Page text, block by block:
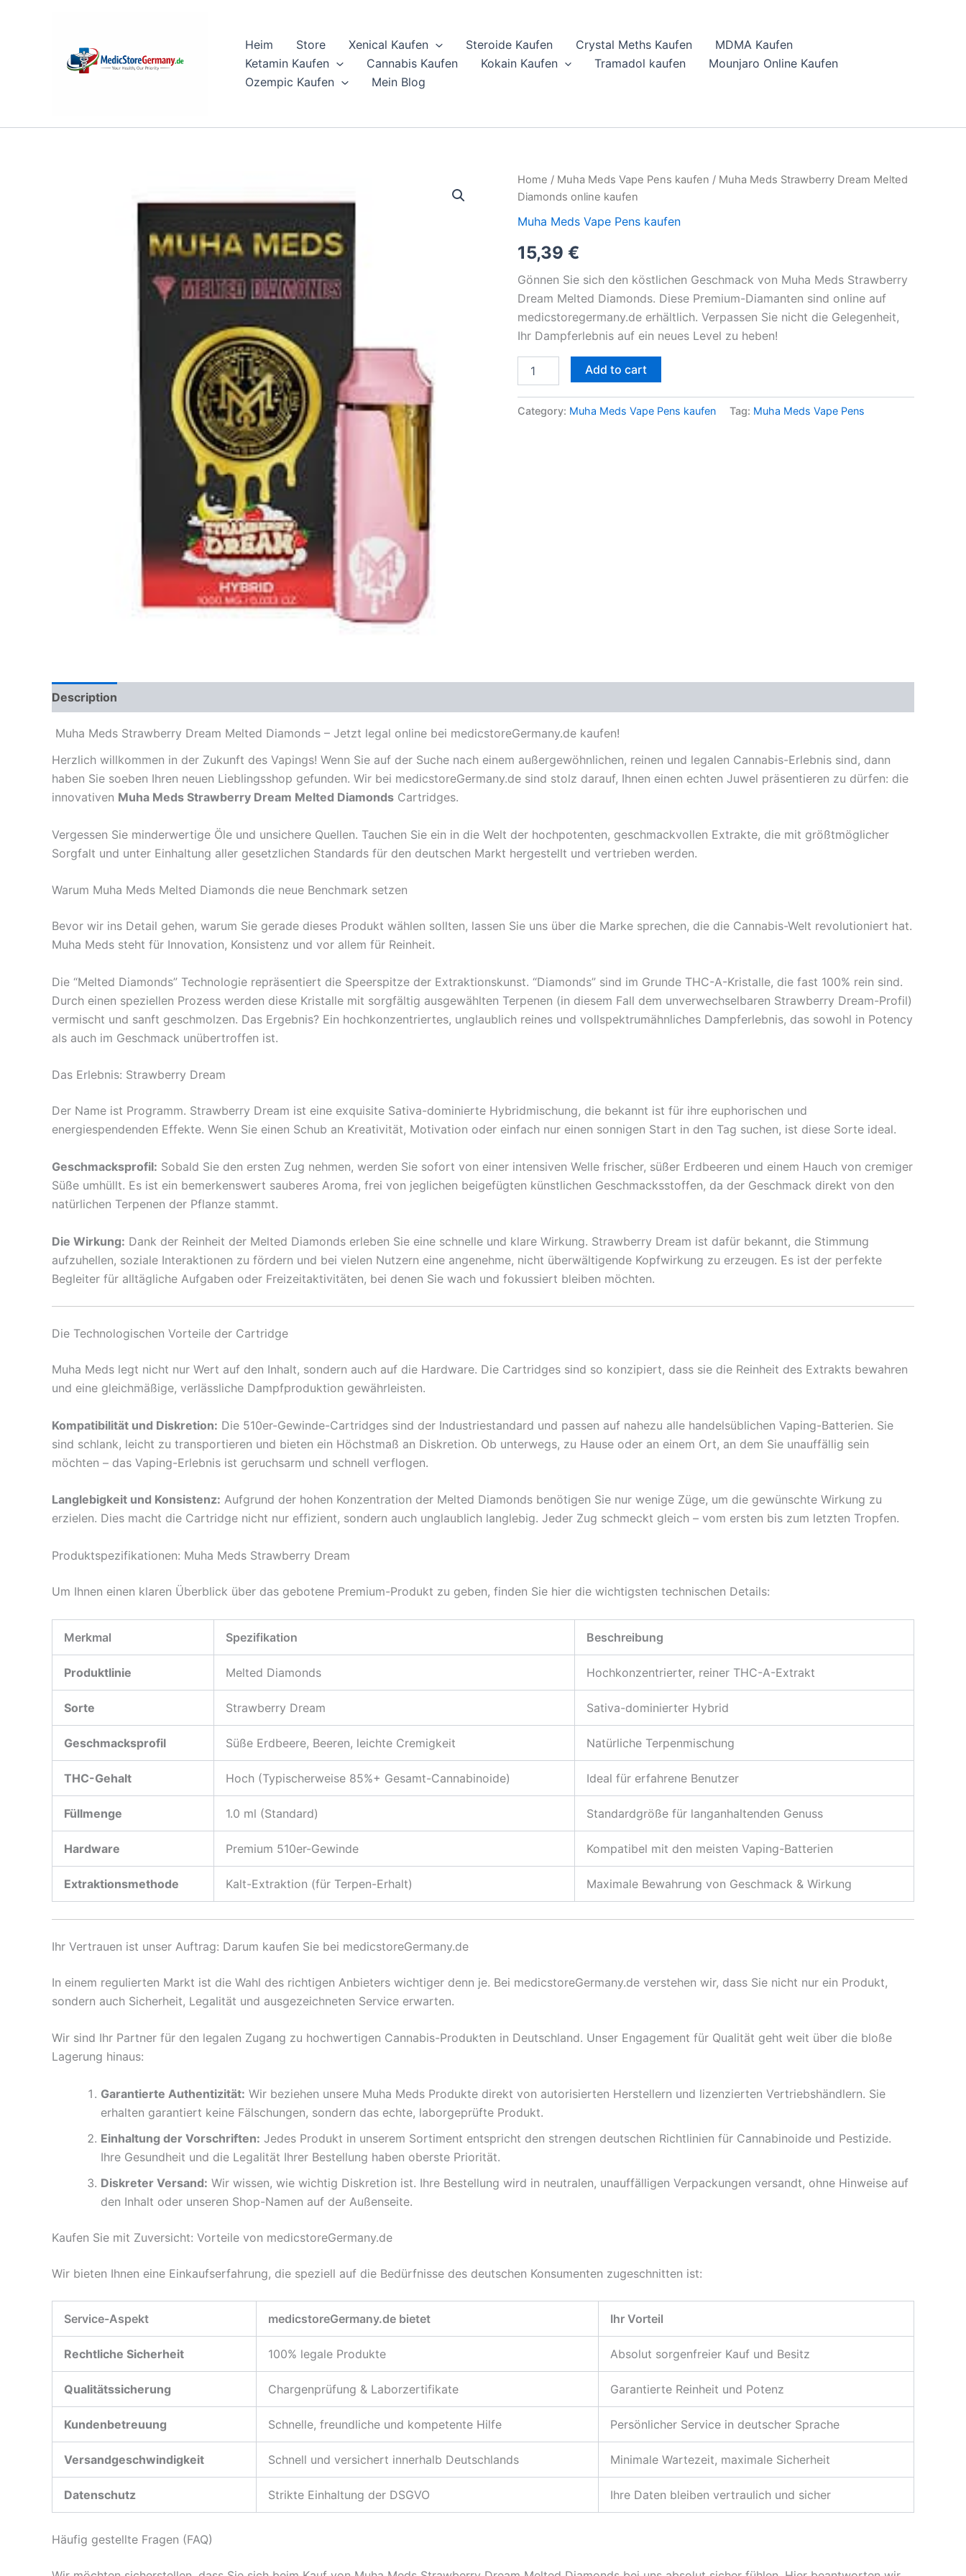
Heim Store Xenical Kaufen Steroide Kaufen Crystal Meths Kaufen
MDMA Kaufen
Ketamin Kaufen
Cannabis Kaufen Kokain Kaufen Tramadol kaufen
Mounjaro Online Kaufen
Ozempic Kaufen
Mein Blog
Home / Muha Meds Vape Pens kaufen / Muha Meds Strawberry Dream Melted
Diamonds online kaufen
Muha Meds Vape Pens kaufen
15,39 €
Gönnen Sie sich den köstlichen Geschmack von Muha Meds Strawberry
Dream Melted Diamonds. Diese Premium-Diamanten sind online auf
medicstoregermany.de erhältlich. Verpassen Sie nicht die Gelegenheit,
Ihr Dampferlebnis auf ein neues Level zu heben!
Muha
Meds
Dream
Diamonds
online
kaufen
quantity
Add to cart
Category: Muha Meds Vape Pens kaufen Tag: Muha Meds Vape Pens
Description
Muha Meds Strawberry Dream Melted Diamonds – Jetzt legal online bei medicstoreGermany.de kaufen!
Herzlich willkommen in der Zukunft des Vapings! Wenn Sie auf der Suche nach einem außergewöhnlichen, reinen und legalen Cannabis-Erlebnis sind, dann
haben Sie soeben Ihren neuen Lieblingsshop gefunden. Wir bei medicstoreGermany.de sind stolz darauf, Ihnen einen echten Juwel präsentieren zu dürfen: die
innovativen Muha Meds Strawberry Dream Melted Diamonds Cartridges.
Vergessen Sie minderwertige Öle und unsichere Quellen. Tauchen Sie ein in die Welt der hochpotenten, geschmackvollen Extrakte, die mit größtmöglicher
Sorgfalt und unter Einhaltung aller gesetzlichen Standards für den deutschen Markt hergestellt und vertrieben werden.
Warum Muha Meds Melted Diamonds die neue Benchmark setzen
Bevor wir ins Detail gehen, warum Sie gerade dieses Produkt wählen sollten, lassen Sie uns über die Marke sprechen, die die Cannabis-Welt revolutioniert hat.
Muha Meds steht für Innovation, Konsistenz und vor allem für Reinheit.
Die “Melted Diamonds” Technologie repräsentiert die Speerspitze der Extraktionskunst. “Diamonds” sind im Grunde THC-A-Kristalle, die fast 100% rein sind.
Durch einen speziellen Prozess werden diese Kristalle mit sorgfältig ausgewählten Terpenen (in diesem Fall dem unverwechselbaren Strawberry Dream-Profil)
vermischt und sanft geschmolzen. Das Ergebnis? Ein hochkonzentriertes, unglaublich reines und vollspektrumähnliches Dampferlebnis, das sowohl in Potency
als auch im Geschmack unübertroffen ist.
Das Erlebnis: Strawberry Dream
Der Name ist Programm. Strawberry Dream ist eine exquisite Sativa-dominierte Hybridmischung, die bekannt ist für ihre euphorischen und
energiespendenden Effekte. Wenn Sie einen Schub an Kreativität, Motivation oder einfach nur einen sonnigen Start in den Tag suchen, ist diese Sorte ideal.
Geschmacksprofil: Sobald Sie den ersten Zug nehmen, werden Sie sofort von einer intensiven Welle frischer, süßer Erdbeeren und einem Hauch von cremiger
Süße umhüllt. Es ist ein bemerkenswert sauberes Aroma, frei von jeglichen beigefügten künstlichen Geschmacksstoffen, da der Geschmack direkt von den
natürlichen Terpenen der Pflanze stammt.
Die Wirkung: Dank der Reinheit der Melted Diamonds erleben Sie eine schnelle und klare Wirkung. Strawberry Dream ist dafür bekannt, die Stimmung
aufzuhellen, soziale Interaktionen zu fördern und bei vielen Nutzern eine angenehme, nicht überwältigende Kopfwirkung zu erzeugen. Es ist der perfekte
Begleiter für alltägliche Aufgaben oder Freizeitaktivitäten, bei denen Sie wach und fokussiert bleiben möchten.
Die Technologischen Vorteile der Cartridge
Muha Meds legt nicht nur Wert auf den Inhalt, sondern auch auf die Hardware. Die Cartridges sind so konzipiert, dass sie die Reinheit des Extrakts bewahren
und eine gleichmäßige, verlässliche Dampfproduktion gewährleisten.
Kompatibilität und Diskretion: Die 510er-Gewinde-Cartridges sind der Industriestandard und passen auf nahezu alle handelsüblichen Vaping-Batterien. Sie
sind schlank, leicht zu transportieren und bieten ein Höchstmaß an Diskretion. Ob unterwegs, zu Hause oder an einem Ort, an dem Sie unauffällig sein
möchten – das Vaping-Erlebnis ist geruchsarm und schnell verflogen.
Langlebigkeit und Konsistenz: Aufgrund der hohen Konzentration der Melted Diamonds benötigen Sie nur wenige Züge, um die gewünschte Wirkung zu
erzielen. Dies macht die Cartridge nicht nur effizient, sondern auch unglaublich langlebig. Jeder Zug schmeckt gleich – vom ersten bis zum letzten Tropfen.
Produktspezifikationen: Muha Meds Strawberry Dream
Um Ihnen einen klaren Überblick über das gebotene Premium-Produkt zu geben, finden Sie hier die wichtigsten technischen Details:
Merkmal Spezifikation Beschreibung
Produktlinie Melted Diamonds Hochkonzentrierter, reiner THC-A-Extrakt
Sorte Strawberry Dream Sativa-dominierter Hybrid
Geschmacksprofil Süße Erdbeere, Beeren, leichte Cremigkeit Natürliche Terpenmischung
THC-Gehalt Hoch (Typischerweise 85%+ Gesamt-Cannabinoide) Ideal für erfahrene Benutzer
Füllmenge 1.0 ml (Standard) Standardgröße für langanhaltenden Genuss
Hardware Premium 510er-Gewinde Kompatibel mit den meisten Vaping-Batterien
Extraktionsmethode Kalt-Extraktion (für Terpen-Erhalt) Maximale Bewahrung von Geschmack & Wirkung
Ihr Vertrauen ist unser Auftrag: Darum kaufen Sie bei medicstoreGermany.de
In einem regulierten Markt ist die Wahl des richtigen Anbieters wichtiger denn je. Bei medicstoreGermany.de verstehen wir, dass Sie nicht nur ein Produkt,
sondern auch Sicherheit, Legalität und ausgezeichneten Service erwarten.
Wir sind Ihr Partner für den legalen Zugang zu hochwertigen Cannabis-Produkten in Deutschland. Unser Engagement für Qualität geht weit über die bloße
Lagerung hinaus:
Garantierte Authentizität: Wir beziehen unsere Muha Meds Produkte direkt von autorisierten Herstellern und lizenzierten Vertriebshändlern. Sie
erhalten garantiert keine Fälschungen, sondern das echte, laborgeprüfte Produkt.
Einhaltung der Vorschriften: Jedes Produkt in unserem Sortiment entspricht den strengen deutschen Richtlinien für Cannabinoide und Pestizide.
Ihre Gesundheit und die Legalität Ihrer Bestellung haben oberste Priorität.
Diskreter Versand: Wir wissen, wie wichtig Diskretion ist. Ihre Bestellung wird in neutralen, unauffälligen Verpackungen versandt, ohne Hinweise auf
den Inhalt oder unseren Shop-Namen auf der Außenseite.
Kaufen Sie mit Zuversicht: Vorteile von medicstoreGermany.de
Wir bieten Ihnen eine Einkaufserfahrung, die speziell auf die Bedürfnisse des deutschen Konsumenten zugeschnitten ist:
Service-Aspekt medicstoreGermany.de bietet Ihr Vorteil
Rechtliche Sicherheit 100% legale Produkte Absolut sorgenfreier Kauf und Besitz
Qualitätssicherung Chargenprüfung & Laborzertifikate Garantierte Reinheit und Potenz
Kundenbetreuung Schnelle, freundliche und kompetente Hilfe Persönlicher Service in deutscher Sprache
Versandgeschwindigkeit Schnell und versichert innerhalb Deutschlands Minimale Wartezeit, maximale Sicherheit
Datenschutz Strikte Einhaltung der DSGVO Ihre Daten bleiben vertraulich und sicher
Häufig gestellte Fragen (FAQ)